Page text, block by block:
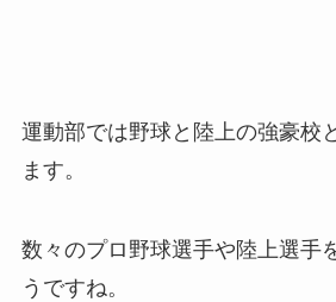
運動部では野球と陸上の強豪校
ます。
数々のプロ野球選手や陸上選手
うですね。